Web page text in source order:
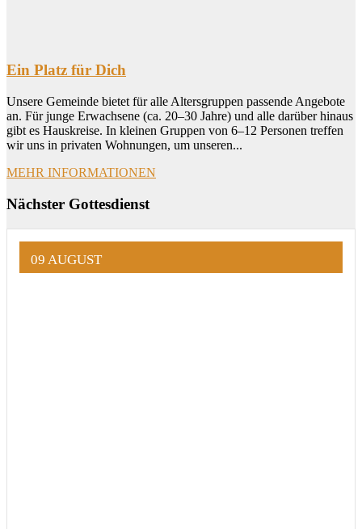
Ein Platz für Dich
Unsere Gemeinde bietet für alle Altersgruppen passende Angebote
an. Für junge Erwachsene (ca. 20–30 Jahre) und alle darüber hinaus
gibt es Hauskreise. In kleinen Gruppen von 6–12 Personen treffen
wir uns in privaten Wohnungen, um unseren...
MEHR INFORMATIONEN
Nächster Gottesdienst
09 AUGUST